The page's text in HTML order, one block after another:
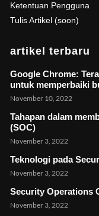
Ketentuan Pengguna
Tulis Artikel (soon)
artikel terbaru
Google Chrome:
untuk memperbaiki
November 10, 2022
Tahapan dalam
(SOC)
November 3, 2022
Teknologi pada
November 3, 2022
Security Operations
November 3, 2022